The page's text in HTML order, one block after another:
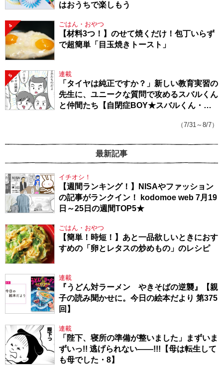
はおうちで楽しもう
4 ごはん・おやつ
【材料3つ！】のせて焼くだけ！包丁いらず
で超簡単「目玉焼きトースト」
5 連載
「タイヤは純正ですか？」新しい教育実習の
先生に、ユニークな質問で攻めるスバルくん
と仲間たち【自閉症BOY★スバルくん・
（7/31～8/7）
最新記事
イチオシ！
【週間ランキング！】NISAやファッション
の記事がランクイン！ kodomoe web 7月19
日～25日の週間TOP5★
ごはん・おやつ
【簡単！時短！】あと一品欲しいときにおす
すめの「卵とレタスの炒めもの」のレシピ
連載
『うどん対ラーメン やきそばの逆襲』【親
子の読み聞かせに。今日の絵本だより 第375
回】
連載
「陛下、寝所の準備が整いました」まずいま
ずいっ!! 逃げられない――!!!【母は転生して
も母でした・8】